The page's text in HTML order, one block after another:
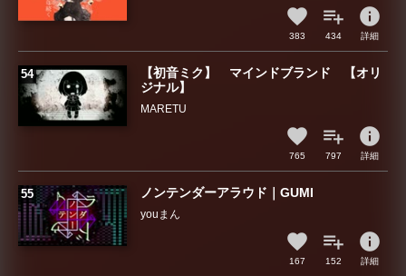
383 434
info
詳細
【初音ミク】 マインドブランド 【オリ
ジナル】
MARETU
765 797
info
詳細
ノンテンダーアラウド｜GUMI
youまん
167 152
info
詳細